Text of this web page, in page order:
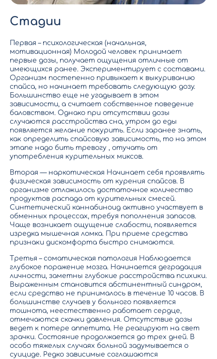
Стадии
Первая – психологическая (начальная,
мотивационная) Молодой человек принимает
первые дозы, получает ощущения отличные от
имеющихся ранее. Экспериментирует с составами.
Организм постепенно привыкает к выкуриванию
спайса, но начинает требовать следующую дозу.
Большинство еще не угадывает в этом
зависимости, а считает собственное поведение
баловством. Однако при отсутствии дозы
случаются расстройства сна, утром до еды
появляется желание покурить. Если заранее знать,
как определить спайсовую зависимость, то на этом
этапе надо бить тревогу , отучать от
употребления курительных миксов.
Вторая — наркотическая Начинает себя проявлять
физическая зависимость от курения спайсов. В
организме отложилось достаточное количество
продуктов распада от курительных смесей.
Синтетический каннабиноид активно участвует в
обменных процессах, требуя пополнения запасов.
Чаще возникает ощущение слабости, появляется
изредка мышечная ломка. При приеме средства
признаки дискомфорта быстро снимаются.
Третья – соматическая патология Наблюдается
глубокое поражение мозга. Начинается деградация
личности, заметны глубокие расстройства психики.
Выраженным становится абстинентный синдром,
если средство не принималось в течение 10 часов. В
большинстве случаев у больного появляется
тошнота, неестественно работает сердце,
отмечаются скачки давления. Отсутствие дозы
ведет к потере аппетита. Не реагируют на свет
зрачки. Состояние продолжается до трех дней. В
особо тяжелых случаях больной задумывается о
суициде. Редко зависимые соглашаются